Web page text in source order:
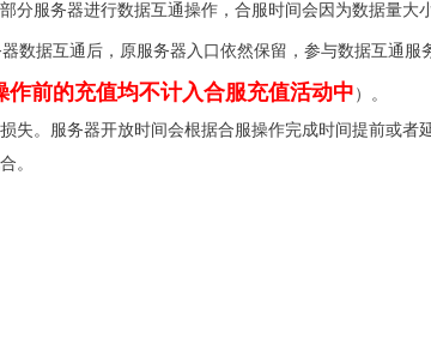
分服务器进行数据互通操作，合服时间会因为数据量大
器数据互通后，原服务器入口依然保留，参与数据互通服
作前的充值均不计入合服充值活动中 ）。
失。服务器开放时间会根据合服操作完成时间提前或者
。